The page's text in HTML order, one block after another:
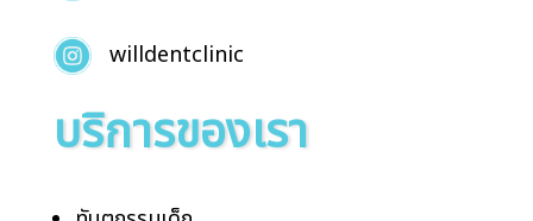
willdentclinic
บริการของเรา